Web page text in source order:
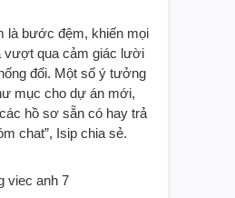
là bước đệm, khiến mọi
vượt qua cảm giác lười
đối. Một số ý tưởng
mục cho dự án mới,
hồ sơ sẵn có hay trả
chat”, Isip chia sẻ.